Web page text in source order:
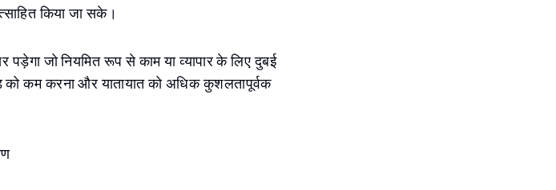
किया जा सके।
जो नियमित रूप से काम या व्यापार के लिए दुबई
को कम करना और यातायात को अधिक कुशलतापूर्वक